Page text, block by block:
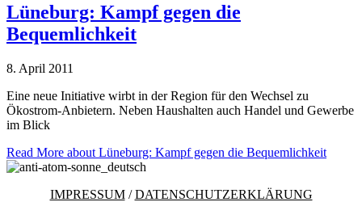
Lüneburg: Kampf gegen die
Bequemlichkeit
8. April 2011
Eine neue Initiative wirbt in der Region für den Wechsel zu
Ökostrom-Anbietern. Neben Haushalten auch Handel und Gewerbe
im Blick
Read More about Lüneburg: Kampf gegen die Bequemlichkeit
IMPRESSUM/DATENSCHUTZERKLÄRUNG